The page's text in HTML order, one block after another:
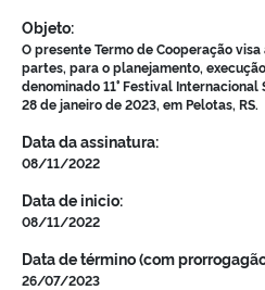
Objeto:
O presente Termo de Cooperação
partes, para o planejamento,
denominado 11° Festival Internacional
28 de janeiro de 2023, em Pelotas, RS.
Data da assinatura:
08/11/2022
Data de inicio:
08/11/2022
Data de término (com
26/07/2023